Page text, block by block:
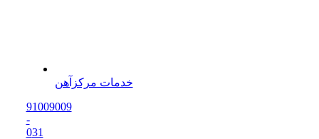
خدمات مرکزآهن
91009009
-
031